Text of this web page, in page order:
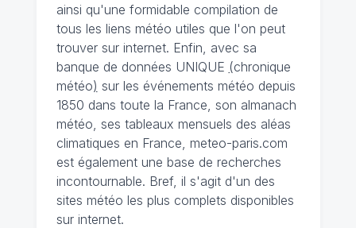
ainsi qu'une formidable compilation de
tous les liens météo utiles que l'on peut
trouver sur internet. Enfin, avec sa
banque de données UNIQUE (chronique
météo) sur les événements météo depuis
1850 dans toute la France, son almanach
météo, ses tableaux mensuels des aléas
climatiques en France, meteo-paris.com
est également une base de recherches
incontournable. Bref, il s'agit d'un des
sites météo les plus complets disponibles
sur internet.